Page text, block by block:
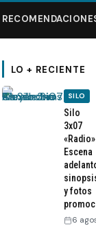
LO + RECIENTE
SILO
Silo
3x07
Escena
y fotos
6